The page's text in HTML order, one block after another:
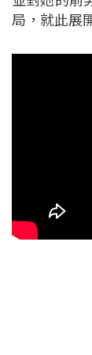
局，就此展